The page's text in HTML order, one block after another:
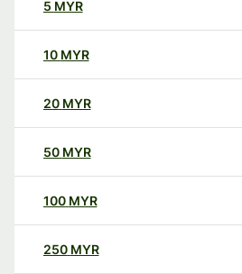
5 MYR
10 MYR
20 MYR
50 MYR
100 MYR
250 MYR